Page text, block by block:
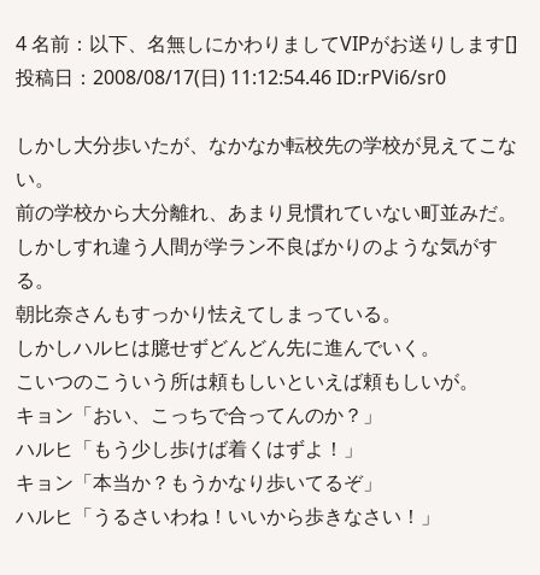
4 名前：以下、名無しにかわりましてVIPがお送りします[]
投稿日：2008/08/17(日) 11:12:54.46 ID:rPVi6/sr0
しかし大分歩いたが、なかなか転校先の学校が見えてこな
い。
前の学校から大分離れ、あまり見慣れていない町並みだ。
しかしすれ違う人間が学ラン不良ばかりのような気がす
る。
朝比奈さんもすっかり怯えてしまっている。
しかしハルヒは臆せずどんどん先に進んでいく。
こいつのこういう所は頼もしいといえば頼もしいが。
キョン「おい、こっちで合ってんのか？」
ハルヒ「もう少し歩けば着くはずよ！」
キョン「本当か？もうかなり歩いてるぞ」
ハルヒ「うるさいわね！いいから歩きなさい！」